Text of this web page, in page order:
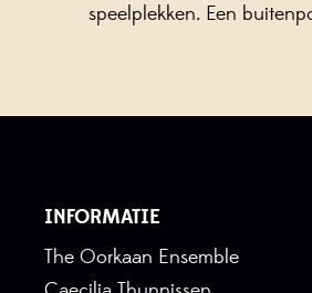
speelplekken. Een
INFORMATIE
The Oorkaan Ensemble